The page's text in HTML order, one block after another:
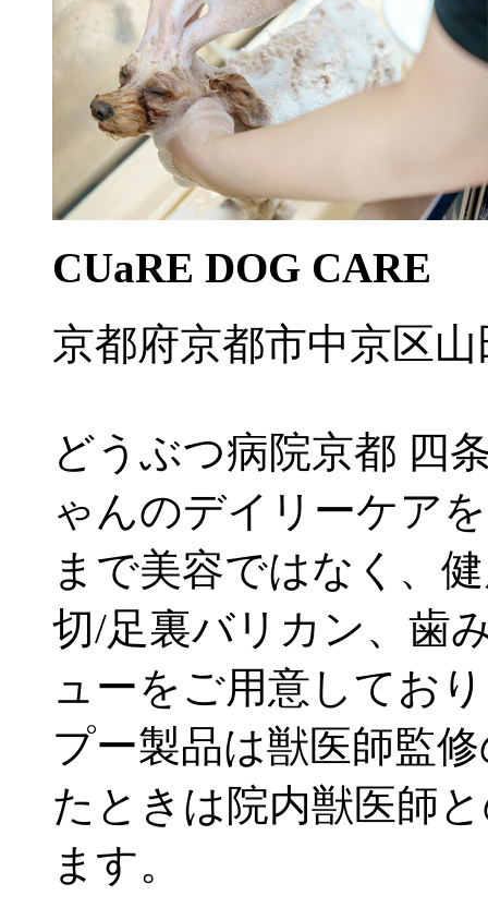
CUaRE DOG CARE
京都府京都市中京区山
どうぶつ病院京都 四
ゃんのデイリーケア
まで美容ではなく、
切/足裏バリカン、歯
ューをご用意してお
プー製品は獣医師監
たときは院内獣医師
ます。